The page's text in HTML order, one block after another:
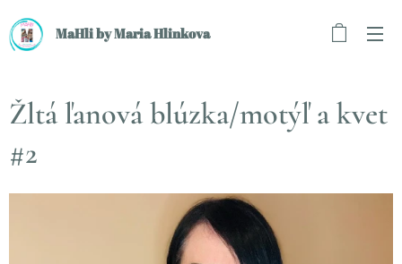
MaHli by Maria Hlinkova
Žltá ľanová blúzka/motýľ a kvet
#2